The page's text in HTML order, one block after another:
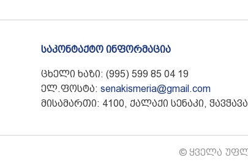
საკონტაქტო ინფორმაცია
ცხელი ხაზი: (995) 599 85 04 19
ელ.ფოსტა: senakismeria@gmail.com
მისამართი: 4100, ქალაქი სენაკი,
© ყველა